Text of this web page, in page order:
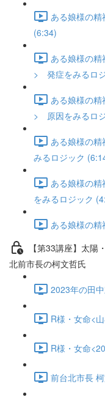
ある娘様の精
(6:34)
ある娘様の
> 発症をみるロ
ある娘様の
> 原因をみるロ
ある娘様の
みるロジック
ある娘様の
をみるロジック
ある娘様の
【第33講座】太陽
北前市長の柯文哲氏
2023年の田
R様・女命<
R様・女命
前台北市長